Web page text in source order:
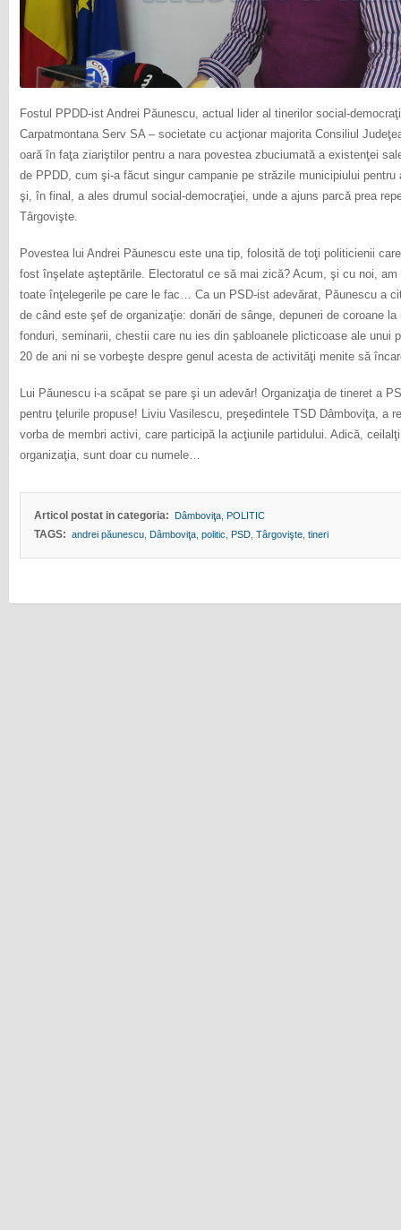
Fostul PPDD-ist Andrei Păunescu, actual lider al tinerilor social-
Carpatmontana Serv SA – societate cu acţionar majorita Consiliul
oară în faţa ziariştilor pentru a nara povestea zbuciumată a existenţei
de PPDD, cum şi-a făcut singur campanie pe străzile municipiului
şi, în final, a ales drumul social-democraţiei, unde a ajuns parcă prea
Târgovişte.
Povestea lui Andrei Păunescu este una tip, folosită de toţi politicienii
fost înşelate aşteptările. Electoratul ce să mai zică? Acum, şi cu noi,
toate înţelegerile pe care le fac… Ca un PSD-ist adevărat, Păunescu a
de când este şef de organizaţie: donări de sânge, depuneri de coroane
fonduri, seminarii, chestii care nu ies din şabloanele plicticoase ale unui
20 de ani ni se vorbeşte despre genul acesta de activităţi menite să
Lui Păunescu i-a scăpat se pare şi un adevăr! Organizaţia de tineret a
pentru ţelurile propuse! Liviu Vasilescu, preşedintele TSD Dâmboviţa, a
vorba de membri activi, care participă la acţiunile partidului. Adică,
organizaţia, sunt doar cu numele…
Articol postat in categoria: Dâmboviţa, POLITIC
TAGS: andrei păunescu, Dâmboviţa, politic PSD, Târgovişte, tineri